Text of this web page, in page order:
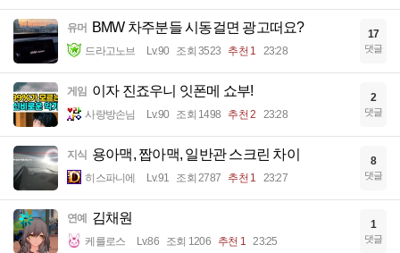
유머 BMW 차주분들 시동걸면 광고떠요?
드라고노브 Lv.90 조회 3523 추천 1 23:28
17
댓글
게임 이자 진죠우니 잇폰메 쇼부!
사랑방손님 Lv.90 조회 1498 추천 2 23:28
2
댓글
지식 용아맥, 짭아맥, 일반관 스크린 차이
히스파니에 Lv.91 조회 2787 추천 1 23:27
8
댓글
연예 김채원
케를로스 Lv.86 조회 1206 추천 1 23:25
1
댓글